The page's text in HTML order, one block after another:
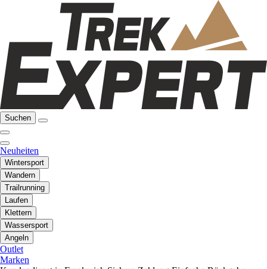
Suchen
Neuheiten
Wintersport
Wandern
Trailrunning
Laufen
Klettern
Wassersport
Angeln
Outlet
Marken